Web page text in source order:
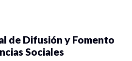
de Difusión y Fomento
Sociales